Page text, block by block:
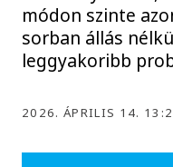
módon szinte
sorban állás
leggyakoribb
2026. ÁPRILIS 14.